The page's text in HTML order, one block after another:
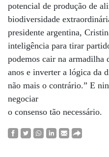
potencial de produção de
biodiversidade
presidente argentina,
inteligência para tirar
podemos cair na armadilha
anos e inverter a lógica da
não mais o contrário.” E
negociar
o consenso tão necessário.